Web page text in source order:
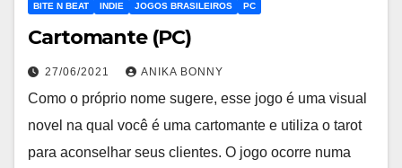
BITE N BEAT INDIE JOGOS BRASILEIROS PC
Cartomante (PC)
27/06/2021 ANIKA BONNY
Como o próprio nome sugere, esse jogo é uma visual
novel na qual você é uma cartomante e utiliza o tarot
para aconselhar seus clientes. O jogo ocorre numa